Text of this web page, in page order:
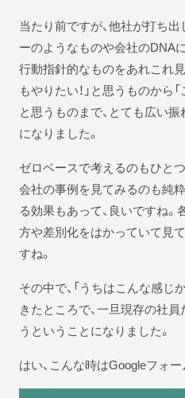
当たり前ですが、他社が打ち
ーのようなものや会社のDNA
行動指針的なものをあれこれ見
もやりたい！」と思うものから
と思うものまで、とても広い
になりました。
ゼロベースで考えるのもひと
会社の事例を見てみるのも純
る効果もあって、良いですね
方や差別化をはかっていて見
すね。
その中で、「うちはこんな感じ
きたところで、一旦現存の社
うということになりました。
はい、こんな時はGoogleフォー